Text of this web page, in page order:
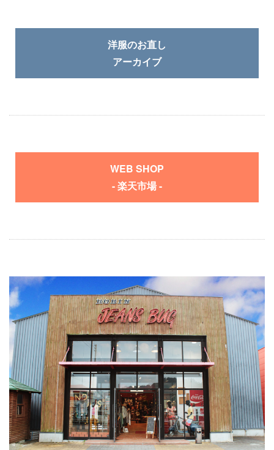
洋服のお直し
アーカイブ
WEB SHOP
- 楽天市場 -